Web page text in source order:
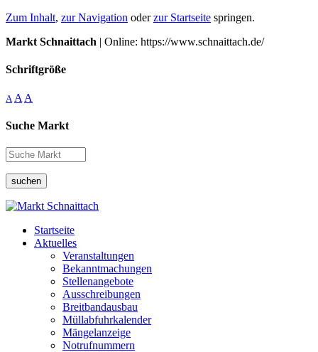
Zum Inhalt, zur Navigation oderzur Startseite springen.
Markt Schnaittach | Online: https://www.schnaittach.de/
Schriftgröße
A A A
Suche Markt
suchen
Startseite
Aktuelles
Veranstaltungen
Bekanntmachungen
Stellenangebote
Ausschreibungen
Breitbandausbau
Müllabfuhrkalender
Mängelanzeige
Notrufnummern